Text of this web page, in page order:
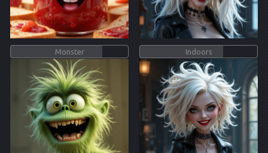
Monster Indoors